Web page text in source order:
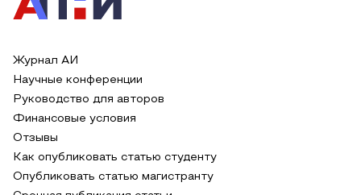
Журнал АИ
Научные конференции
Руководство для авторов
Финансовые условия
Отзывы
Как опубликовать статью студенту
Опубликовать статью магистранту